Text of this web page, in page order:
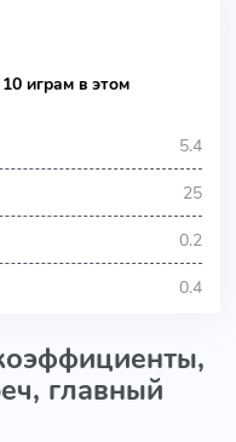
играм в этом
5.4
25
0.2
0.4
главный